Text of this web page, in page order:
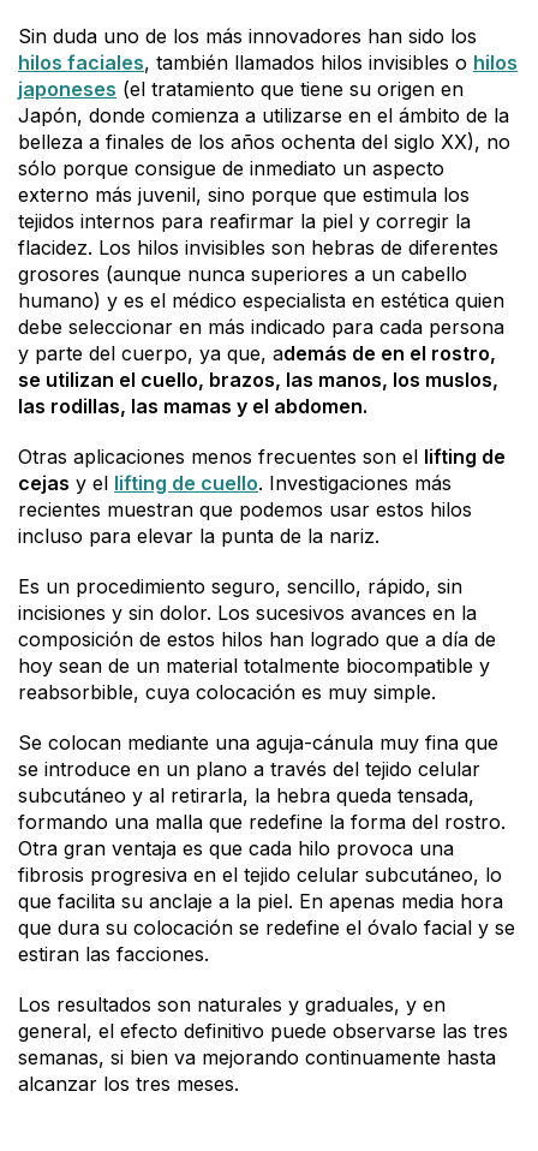
Sin duda uno de los más innovadores han sido los
hilos faciales, también llamados hilos invisibles o hilos
japoneses (el tratamiento que tiene su origen en
Japón, donde comienza a utilizarse en el ámbito de la
belleza a finales de los años ochenta del siglo XX), no
sólo porque consigue de inmediato un aspecto
externo más juvenil, sino porque que estimula los
tejidos internos para reafirmar la piel y corregir la
flacidez. Los hilos invisibles son hebras de diferentes
grosores (aunque nunca superiores a un cabello
humano) y es el médico especialista en estética quien
debe seleccionar en más indicado para cada persona
y parte del cuerpo, ya que, además de en el rostro,
se utilizan el cuello, brazos, las manos, los muslos,
las rodillas, las mamas y el abdomen.
Otras aplicaciones menos frecuentes son el lifting de
cejas y el lifting de cuello. Investigaciones más
recientes muestran que podemos usar estos hilos
incluso para elevar la punta de la nariz.
Es un procedimiento seguro, sencillo, rápido, sin
incisiones y sin dolor. Los sucesivos avances en la
composición de estos hilos han logrado que a día de
hoy sean de un material totalmente biocompatible y
reabsorbible, cuya colocación es muy simple.
Se colocan mediante una aguja-cánula muy fina que
se introduce en un plano a través del tejido celular
subcutáneo y al retirarla, la hebra queda tensada,
formando una malla que redefine la forma del rostro.
Otra gran ventaja es que cada hilo provoca una
fibrosis progresiva en el tejido celular subcutáneo, lo
que facilita su anclaje a la piel. En apenas media hora
que dura su colocación se redefine el óvalo facial y se
estiran las facciones.
Los resultados son naturales y graduales, y en
general, el efecto definitivo puede observarse las tres
semanas, si bien va mejorando continuamente hasta
alcanzar los tres meses.